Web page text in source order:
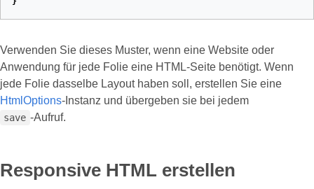
Verwenden Sie dieses Muster, wenn eine Website oder
Anwendung für jede Folie eine HTML‑Seite benötigt. Wenn
jede Folie dasselbe Layout haben soll, erstellen Sie eine
HtmlOptions‑Instanz und übergeben sie bei jedem
save ‑Aufruf.
Responsive HTML erstellen